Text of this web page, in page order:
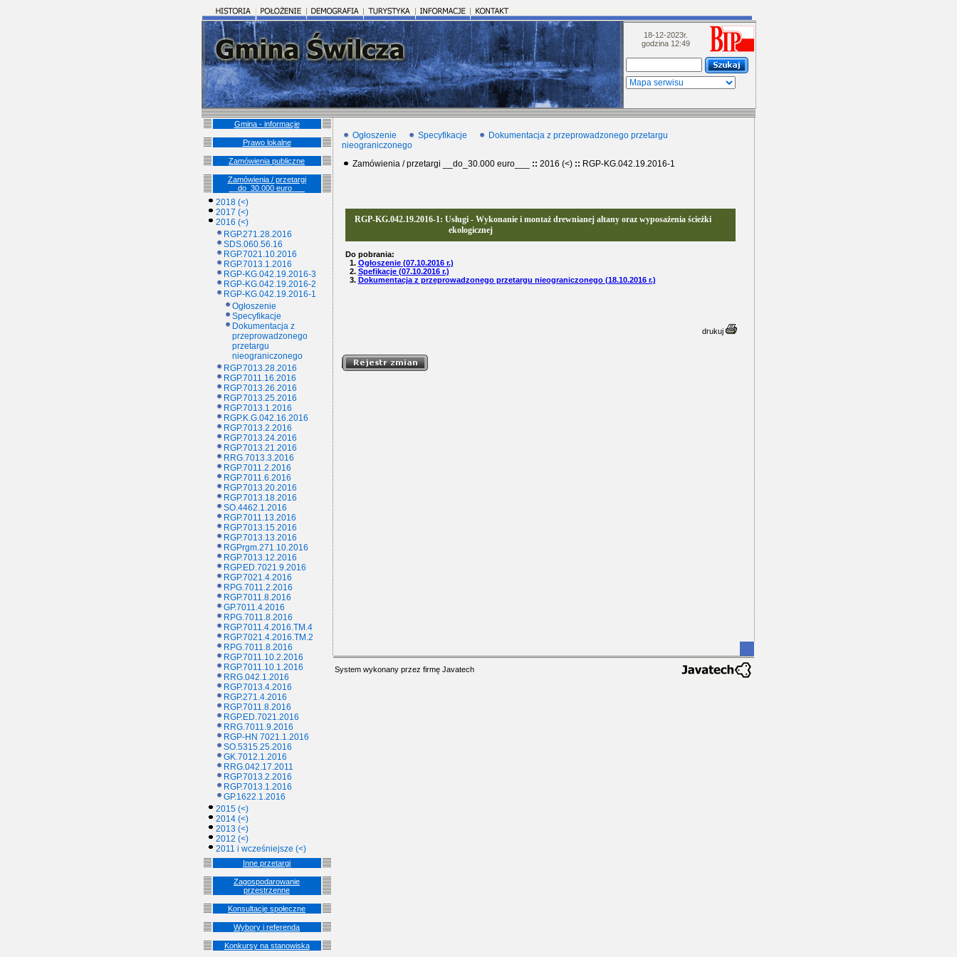
18-12-2023r.
godzina 12:49
Gmina - informacje
Prawo lokalne
Zamówienia publiczne
Zamówienia / przetargi
__do_30.000 euro___
2018 (<)
2017 (<)
2016 (<)
RGP.271.28.2016
SDS.060.56.16
RGP.7021.10.2016
RGP.7013.1.2016
RGP-KG.042.19.2016-3
RGP-KG.042.19.2016-2
RGP-KG.042.19.2016-1
Ogłoszenie
Specyfikacje
Dokumentacja z
przeprowadzonego
przetargu
nieograniczonego
RGP.7013.28.2016
RGP.7011.16.2016
RGP.7013.26.2016
RGP.7013.25.2016
RGP.7013.1.2016
RGP.K.G.042.16.2016
RGP.7013.2.2016
RGP.7013.24.2016
RGP.7013.21.2016
RRG.7013.3.2016
RGP.7011.2.2016
RGP.7011.6.2016
RGP.7013.20.2016
RGP.7013.18.2016
SO.4462.1.2016
RGP.7011.13.2016
RGP.7013.15.2016
RGP.7013.13.2016
RGPrgm.271.10.2016
RGP.7013.12.2016
RGP.ED.7021.9.2016
RGP.7021.4.2016
RPG.7011.2.2016
RGP.7011.8.2016
GP.7011.4.2016
RPG.7011.8.2016
RGP.7011.4.2016.TM.4
RGP.7021.4.2016.TM.2
RPG.7011.8.2016
RGP.7011.10.2.2016
RGP.7011.10.1.2016
RRG.042.1.2016
RGP.7013.4.2016
RGP.271.4.2016
RGP.7011.8.2016
RGP.ED.7021.2016
RRG.7011.9.2016
RGP-HN 7021.1.2016
SO.5315.25.2016
GK.7012.1.2016
RRG.042.17.2011
RGP.7013.2.2016
RGP.7013.1.2016
GP.1622.1.2016
2015 (<)
2014 (<)
2013 (<)
2012 (<)
2011 i wcześniejsze (<)
Inne przetargi
Zagospodarowanie
przestrzenne
Konsultacje społeczne
Wybory i referenda
Konkursy na stanowiska
Ogłoszenie Specyfikacje
Dokumentacja z przeprowadzonego przetargu
nieograniczonego
Zamówienia / przetargi __do_30.000 euro___
:: 2016 (<) :: RGP-KG.042.19.2016-1
RGP-KG.042.19.2016-1: Usługi - Wykonanie i montaż drewnianej altany oraz wyposażenia ścieżki
ekologicznej
Do pobrania:
1. Ogłoszenie (07.10.2016 r.)
2. Spefikacje (07.10.2016 r.)
3. Dokumentacja z przeprowadzonego przetargu nieograniczonego (18.10.2016 r.)
drukuj
System wykonany przez firmę Javatech